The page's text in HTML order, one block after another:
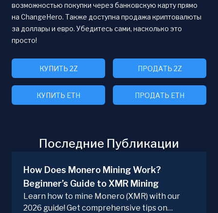
возможностью покупки через банковскую карту прямо
на ChangeHero. Также доступна продажа криптовалюты
за доллары и евро. Убедитесь сами, насколько это
просто!
КУПИТЬ 2Z ПРОДАТЬ 2Z
КУПИТЬ ETH ПРОДАТЬ ETH
Последние Публикации
How Does Monero Mining Work?
Beginner’s Guide to XMR Mining
Learn how to mine Monero (XMR) with our
2026 guide! Get comprehensive tips on